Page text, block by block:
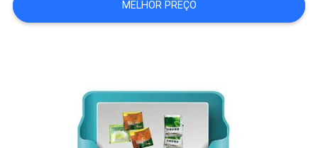
MAPA
PRIVACY
MELHOR PREÇO